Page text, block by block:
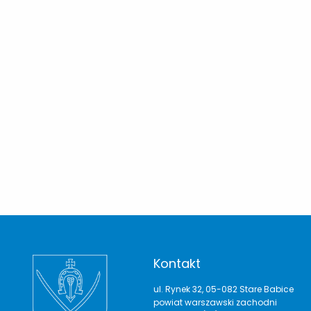
Kontakt
ul. Rynek 32, 05-082 Stare Babice
powiat warszawski zachodni